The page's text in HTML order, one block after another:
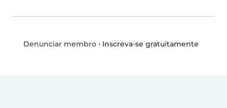
Denunciar membro• Inscreva-se gratuitamente